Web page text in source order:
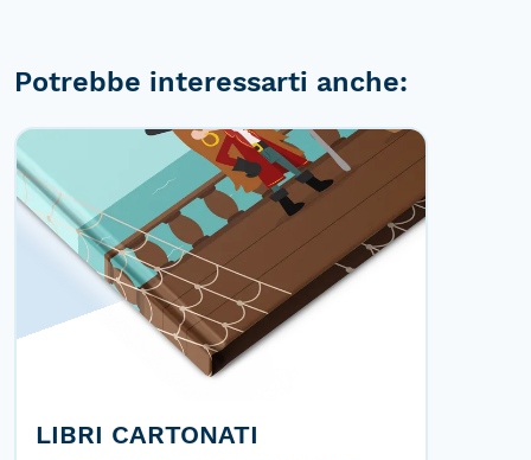
Potrebbe interessarti anche:
LIBRI CARTONATI